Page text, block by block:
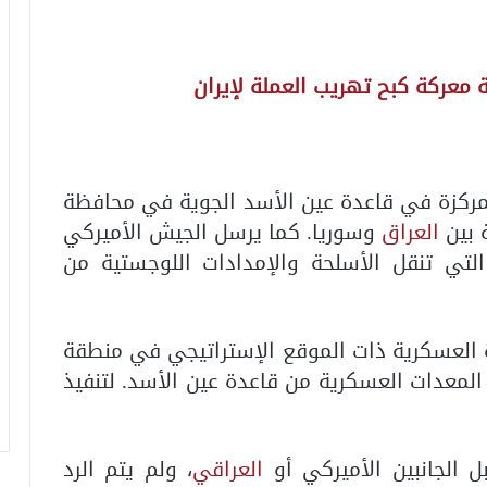
كبح تهريب العملة لإيران
في قاعدة عين الأسد الجوية في محافظة
بين العراق وسوريا. كما يرسل الجيش الأميركي
تنقل الأسلحة والإمدادات اللوجستية من
العسكرية ذات الموقع الإستراتيجي في منطقة
العسكرية من قاعدة عين الأسد. لتنفيذ
الأميركي أو العراقي، ولم يتم الرد